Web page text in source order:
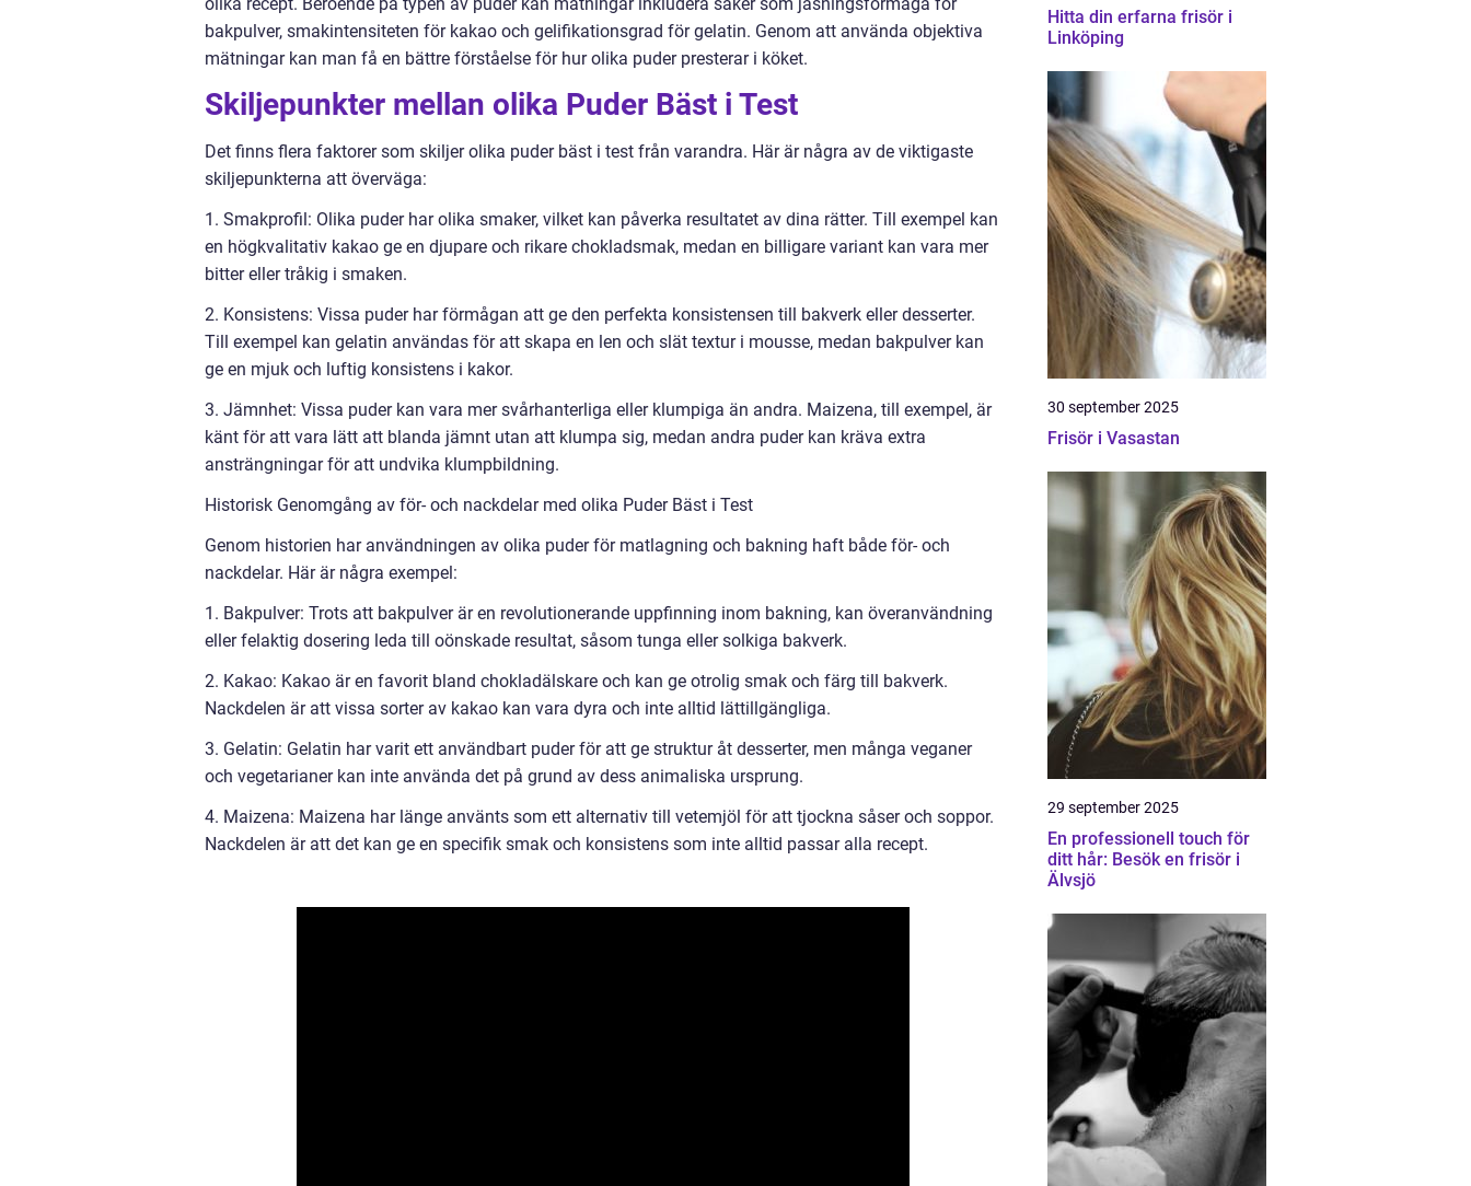
bakpulver, smakintensiteten för kakao och gelifikationsgrad för gelatin. Genom att använda objektiva
mätningar kan man få en bättre förståelse för hur olika puder presterar i köket.
Skiljepunkter mellan olika Puder Bäst i Test
Det finns flera faktorer som skiljer olika puder bäst i test från varandra. Här är några av de viktigaste
skiljepunkterna att överväga:
1. Smakprofil: Olika puder har olika smaker, vilket kan påverka resultatet av dina rätter. Till exempel kan
en högkvalitativ kakao ge en djupare och rikare chokladsmak, medan en billigare variant kan vara mer
bitter eller tråkig i smaken.
2. Konsistens: Vissa puder har förmågan att ge den perfekta konsistensen till bakverk eller desserter.
Till exempel kan gelatin användas för att skapa en len och slät textur i mousse, medan bakpulver kan
ge en mjuk och luftig konsistens i kakor.
3. Jämnhet: Vissa puder kan vara mer svårhanterliga eller klumpiga än andra. Maizena, till exempel, är
känt för att vara lätt att blanda jämnt utan att klumpa sig, medan andra puder kan kräva extra
ansträngningar för att undvika klumpbildning.
Historisk Genomgång av för- och nackdelar med olika Puder Bäst i Test
Genom historien har användningen av olika puder för matlagning och bakning haft både för- och
nackdelar. Här är några exempel:
1. Bakpulver: Trots att bakpulver är en revolutionerande uppfinning inom bakning, kan överanvändning
eller felaktig dosering leda till oönskade resultat, såsom tunga eller solkiga bakverk.
2. Kakao: Kakao är en favorit bland chokladälskare och kan ge otrolig smak och färg till bakverk.
Nackdelen är att vissa sorter av kakao kan vara dyra och inte alltid lättillgängliga.
3. Gelatin: Gelatin har varit ett användbart puder för att ge struktur åt desserter, men många veganer
och vegetarianer kan inte använda det på grund av dess animaliska ursprung.
4. Maizena: Maizena har länge använts som ett alternativ till vetemjöl för att tjockna såser och soppor.
Nackdelen är att det kan ge en specifik smak och konsistens som inte alltid passar alla recept.
Hitta din erfarna frisör i
Linköping
30 september 2025
Frisör i Vasastan
29 september 2025
En professionell touch för
ditt hår: Besök en frisör i
Älvsjö